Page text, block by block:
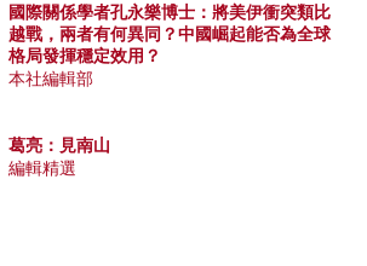
國際關係學者孔永樂博士：將美伊衝突類比
越戰，兩者有何異同？中國崛起能否為全球
格局發揮穩定效用？
本社編輯部
葛亮：見南山
編輯精選